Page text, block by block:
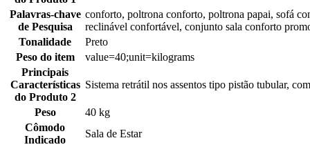
Palavras-chave
de Pesquisa
conforto, poltrona conforto, poltrona papai, sofá
reclinável confortável, conjunto sala conforto
Tonalidade
Preto
Peso do item
value=40;unit=kilograms
Principais
Características
do Produto 2
Sistema retrátil nos assentos tipo pistão tubular,
Peso
40 kg
Cômodo
Indicado
Sala de Estar